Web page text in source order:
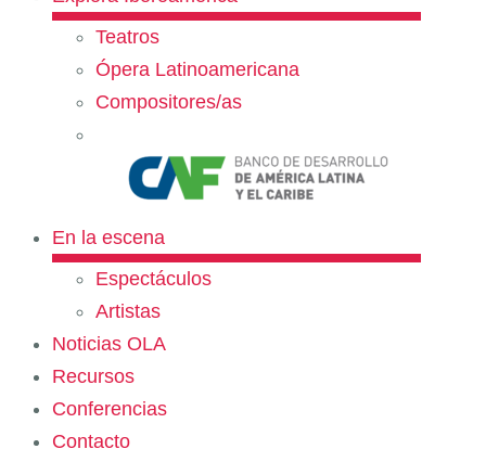
Teatros
Ópera Latinoamericana
Compositores/as
En la escena
Espectáculos
Artistas
Noticias OLA
Recursos
Conferencias
Contacto